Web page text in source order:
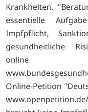
Krankheiten.
essentielle
Impfpflicht,
gesundheitliche
Online-Petition